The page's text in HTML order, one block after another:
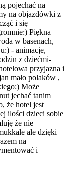
pojechać na
na objazdówki z
i się
Piękna
w basenach,
- animacje,
z dziećmi-
przyjazna i
mało polaków ,
Może
jechać tanim
że hotel jest
ilości dzieci sobie
że nie
ale dzięki
na
i